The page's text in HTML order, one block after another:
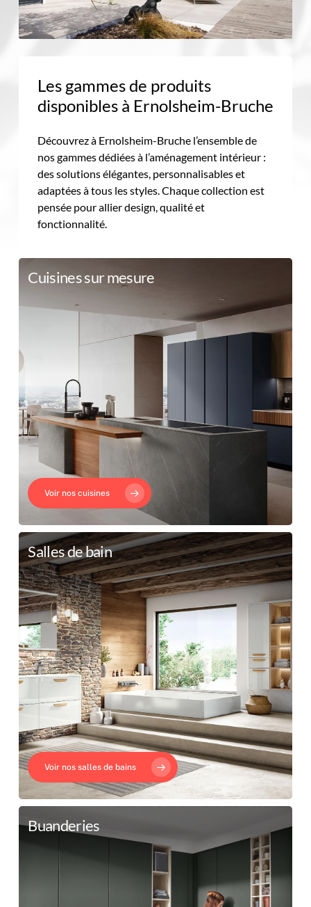
Les gammes de produits
disponibles à Ernolsheim-Bruche
Découvrez à Ernolsheim-Bruche l’ensemble de
nos gammes dédiées à l’aménagement intérieur :
des solutions élégantes, personnalisables et
adaptées à tous les styles. Chaque collection est
pensée pour allier design, qualité et
fonctionnalité.
Cuisines sur mesure
Voir nos cuisines
Salles de bain
Voir nos salles de bains
Buanderies